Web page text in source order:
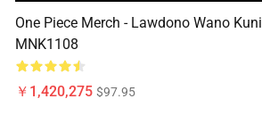
One Piece Merch - Lawdono Wano Kuni
MNK1108
￥1,420,275 $97.95